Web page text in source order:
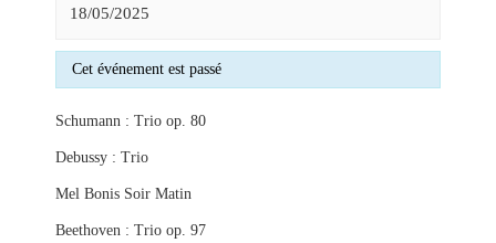
18/05/2025
Cet événement est passé
Schumann : Trio op. 80
Debussy : Trio
Mel Bonis Soir Matin
Beethoven : Trio op. 97